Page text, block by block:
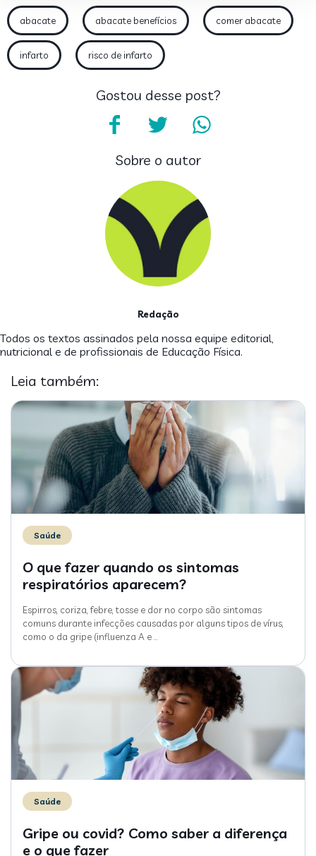
abacate abacate benefícios comer abacate
infarto risco de infarto
Gostou desse post?
Sobre o autor
Redação
Todos os textos assinados pela nossa equipe editorial,
nutricional e de profissionais de Educação Física.
Leia também:
Saúde
O que fazer quando os sintomas
respiratórios aparecem?
Espirros, coriza, febre, tosse e dor no corpo são sintomas
comuns durante infecções causadas por alguns tipos de vírus,
como o da gripe (influenza A e
Saúde
Gripe ou covid? Como saber a diferença
e o que fazer